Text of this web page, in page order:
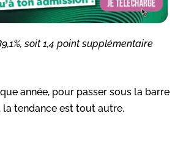
soit 1,4 point supplémentaire
année, pour passer sous la barre
la tendance est tout autre.